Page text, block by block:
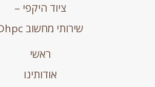
ציוד היקפי –
שירותי מחשוב Dhpc
ראשי
אודותינו